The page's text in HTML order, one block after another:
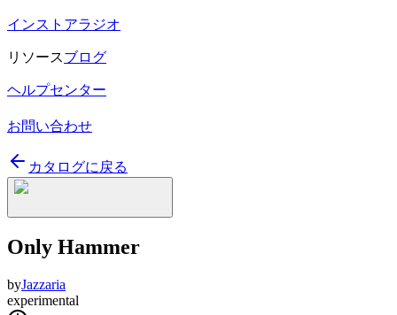
インストアラジオ
リソースブログ
ヘルプセンター
お問い合わせ
カタログに戻る
Only Hammer
byJazzaria
experimental